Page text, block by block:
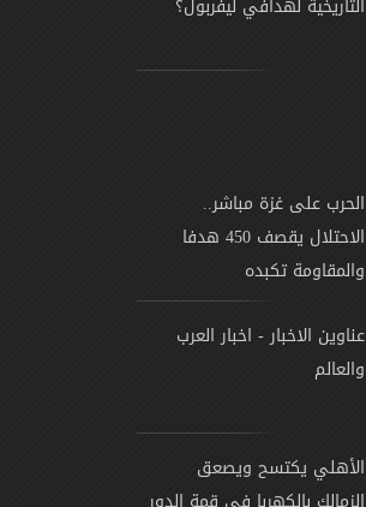
الحرب على غزة مباشر..
الاحتلال يقصف 450 هدفا
والمقاومة تكبده
عناوين الاخبار - اخبار العرب
والعالم
الأهلي يكتسح ويصعق